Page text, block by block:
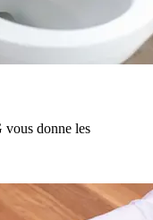
vous donne les